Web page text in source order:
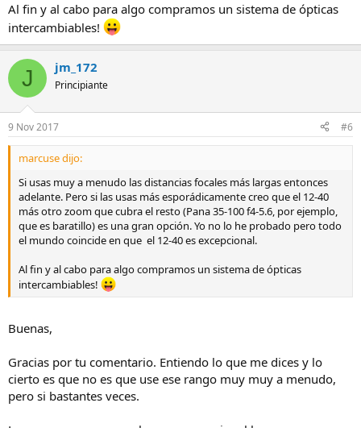
Al fin y al cabo para algo compramos un sistema de ópticas
intercambiables!
J jm_172
Principiante
9 Nov 2017 #6
marcuse dijo:
Si usas muy a menudo las distancias focales más largas entonces
adelante. Pero si las usas más esporádicamente creo que el 12-40
más otro zoom que cubra el resto (Pana 35-100 f4-5.6, por ejemplo,
que es baratillo) es una gran opción. Yo no lo he probado pero todo
el mundo coincide en que el 12-40 es excepcional.
Al fin y al cabo para algo compramos un sistema de ópticas
intercambiables!
Buenas,
Gracias por tu comentario. Entiendo lo que me dices y lo
cierto es que no es que use ese rango muy muy a menudo,
pero si bastantes veces.